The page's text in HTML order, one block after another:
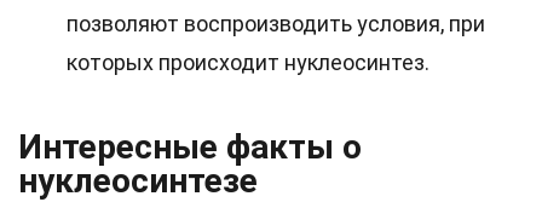
позволяют воспроизводить условия, при
которых происходит нуклеосинтез.
Интересные факты о
нуклеосинтезе